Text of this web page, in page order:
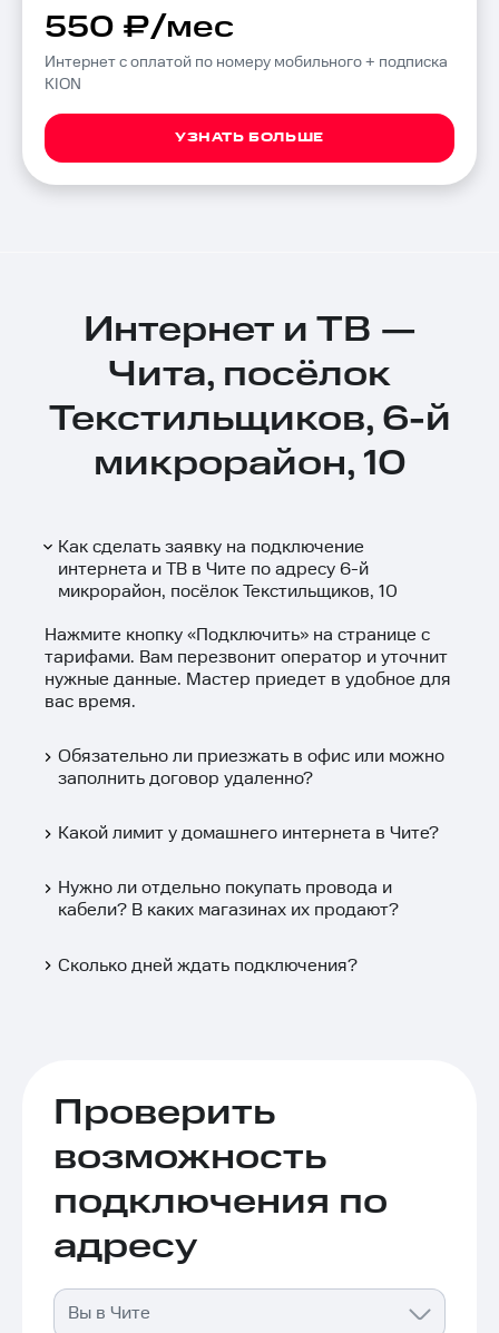
550 ₽/мес
Интернет с оплатой по номеру мобильного + подписка
KION
УЗНАТЬ БОЛЬШЕ
Интернет и ТВ —
Чита, посёлок
Текстильщиков, 6-й
микрорайон, 10
Как сделать заявку на подключение
интернета и ТВ в Чите по адресу 6-й
микрорайон, посёлок Текстильщиков, 10
Нажмите кнопку «Подключить» на странице с
тарифами. Вам перезвонит оператор и уточнит
нужные данные. Мастер приедет в удобное для
вас время.
Обязательно ли приезжать в офис или можно
заполнить договор удаленно?
Какой лимит у домашнего интернета в Чите?
Нужно ли отдельно покупать провода и
кабели? В каких магазинах их продают?
Сколько дней ждать подключения?
Проверить
возможность
подключения по
адресу
Вы в Чите